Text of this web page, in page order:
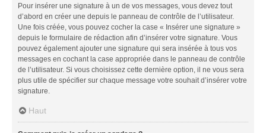
Pour insérer une signature à un de vos messages, vous devez tout
d’abord en créer une depuis le panneau de contrôle de l’utilisateur.
Une fois créée, vous pouvez cocher la case « Insérer une signature »
depuis le formulaire de rédaction afin d’insérer votre signature. Vous
pouvez également ajouter une signature qui sera insérée à tous vos
messages en cochant la case appropriée dans le panneau de contrôle
de l’utilisateur. Si vous choisissez cette dernière option, il ne vous sera
plus utile de spécifier sur chaque message votre souhait d’insérer votre
signature.
Haut